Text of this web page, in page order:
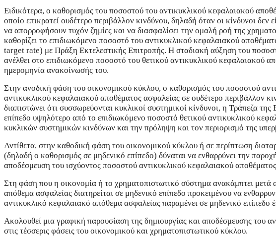
Ειδικότερα, ο καθορισμός του ποσοστού του αντικυκλικού κεφαλαιακού
οποίο επικρατεί ουδέτερο περιβάλλον κινδύνου, δηλαδή όταν οι κίνδυνοι δεν
να απορροφήσουν τυχόν ζημίες και να διασφαλίσει την ομαλή ροή της
καθορίζει το επιδιωκόμενο ποσοστό του αντικυκλικού κεφαλαιακού
target rate) με Πράξη Εκτελεστικής Επιτροπής. Η σταδιακή αύξηση του
ανέλθει στο επιδιωκόμενο ποσοστό του θετικού αντικυκλικού κεφαλαιακού
ημερομηνία ανακοίνωσής του.
Στην ανοδική φάση του οικονομικού κύκλου, ο καθορισμός του ποσοστού
αντικυκλικού κεφαλαιακού αποθέματος ασφαλείας σε ουδέτερο
διαπιστώνει ότι συσσωρεύονται κυκλικοί συστημικοί κίνδυνοι, η Τράπεζα
επίπεδο υψηλότερο από το επιδιωκόμενο ποσοστό θετικού αντικυκλικού
κυκλικών συστημικών κινδύνων και την πρόληψη και τον περιορισμό της
Αντίθετα, στην καθοδική φάση του οικονομικού κύκλου ή σε περίπτωση
(δηλαδή ο καθορισμός σε μηδενικό επίπεδο) δύναται να ενθαρρύνει την
αποδέσμευση του ισχύοντος ποσοστού αντικυκλικού κεφαλαιακού
Στη φάση που η οικονομία ή το χρηματοπιστωτικό σύστημα ανακάμπτει μετά
απόθεμα ασφαλείας διατηρείται σε μηδενικό επίπεδο προκειμένου να
αντικυκλικό κεφαλαιακό απόθεμα ασφαλείας παραμένει σε μηδενικό
Ακολουθεί μια γραφική παρουσίαση της δημιουργίας και αποδέσμευσης του
στις τέσσερις φάσεις του οικονομικού και χρηματοπιστωτικού κύκλου.